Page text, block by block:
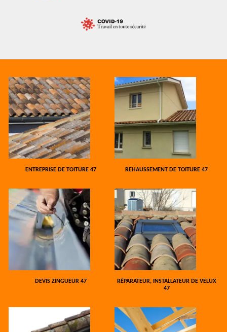
ENTREPRISE DE TOITURE 47 REHAUSSEMENT DE TOITURE 47
DEVIS ZINGUEUR 47
RÉPARATEUR, INSTALLATEUR DE VELUX
47